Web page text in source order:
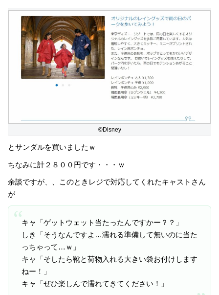
©Disney
とサンダルを買いましたｗ
ちなみに計２８００円です・・・ｗ
余談ですが、、このときレジで対応してくれたキャストさん
が
キャ「ゲットウェット当たったんですかー？？」
しき「そうなんですよ…濡れる準備して無いのに当た
っちゃって…ｗ」
キャ「そしたら靴と荷物入れる大きい袋お付けします
ねー！」
キャ「ぜひ楽しんで濡れてきてください！」